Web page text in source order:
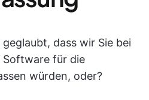
dass wir Sie bei
Software für die
würden, oder?